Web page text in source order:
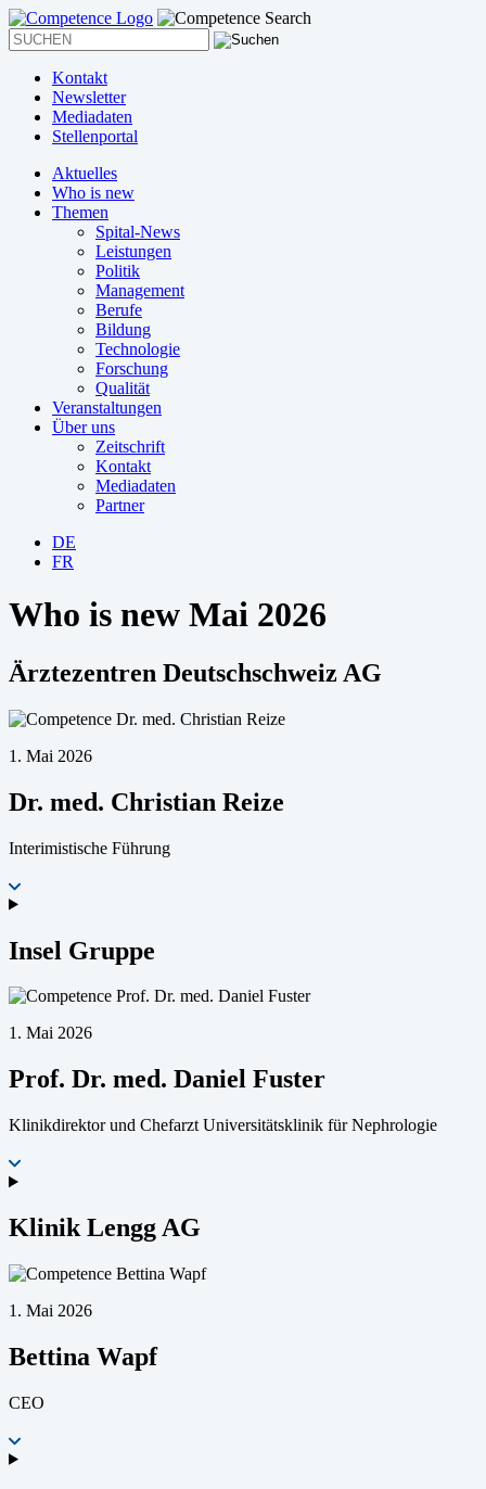
Kontakt
Newsletter
Mediadaten
Stellenportal
Aktuelles
Who is new
Themen
Spital-News
Leistungen
Politik
Management
Berufe
Bildung
Technologie
Forschung
Qualität
Veranstaltungen
Über uns
Zeitschrift
Kontakt
Mediadaten
Partner
DE
FR
Who is new Mai 2026
Ärztezentren Deutschschweiz AG
1. Mai 2026
Dr. med. Christian Reize
Interimistische Führung
Insel Gruppe
1. Mai 2026
Prof. Dr. med. Daniel Fuster
Klinikdirektor und Chefarzt Universitätsklinik für Nephrologie
Klinik Lengg AG
1. Mai 2026
Bettina Wapf
CEO